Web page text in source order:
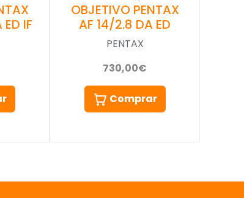
IF
OBJETIVO PENTAX
AF 14/2.8 DA ED
PENTAX
730,00€
Comprar